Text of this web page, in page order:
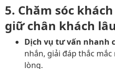
5. Chăm sóc
giữ chân khách
Dịch vụ tư vấn nhanh
nhắn, giải đáp thắc
lòng.